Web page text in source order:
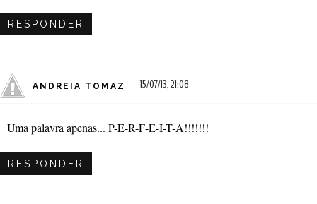
RESPONDER
ANDREIA TOMAZ 15/07/13, 21:08
Uma palavra apenas... P-E-R-F-E-I-T-A!!!!!!!
RESPONDER